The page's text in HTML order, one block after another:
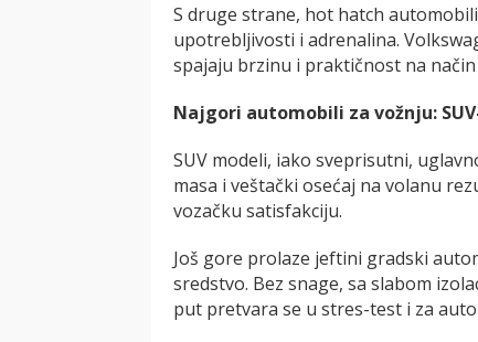
S druge strane, hot hatch
upotrebljivosti i adrenalina.
spajaju brzinu i praktičnost na
Najgori automobili za vožnju:
SUV modeli, iako sveprisutni,
masa i veštački osećaj na volanu
vozačku satisfakciju.
Još gore prolaze jeftini gradski
sredstvo. Bez snage, sa slabom
put pretvara se u stres-test i za auto